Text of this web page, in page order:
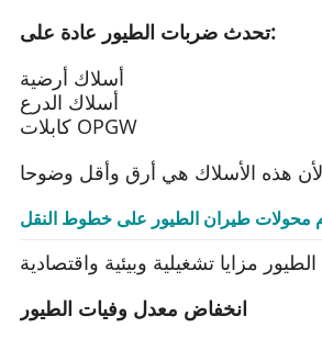
تحدث ضربات الطيور عادة على:
أسلاك أرضية
أسلاك الدرع
كابلات OPGW
محولات طيران الطيور على خطوط النقل
انخفاض معدل وفيات الطيور